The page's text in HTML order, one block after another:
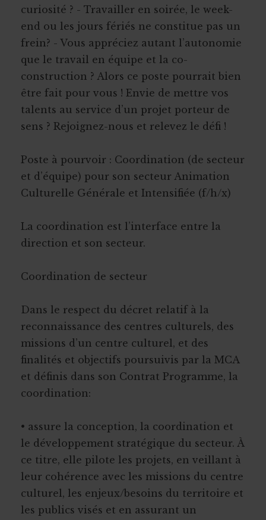
curiosité ? - Travailler en soirée, le week-
end ou les jours fériés ne constitue pas un
frein? - Vous appréciez autant l’autonomie
que le travail en équipe et la co-
construction ? Alors ce poste pourrait bien
être fait pour vous ! Envie de mettre vos
talents au service d’un projet porteur de
sens ? Rejoignez-nous et relevez le défi !
Poste à pourvoir : Coordination (de secteur
et d’équipe) pour son secteur Animation
Culturelle Générale et Intensifiée (f/h/x)
La coordination est l’interface entre la
direction et son secteur.
Coordination de secteur
Dans le respect du décret relatif à la
reconnaissance des centres culturels, des
missions d’un centre culturel, et des
finalités et objectifs poursuivis par la MCA
et définis dans son Contrat Programme, la
coordination:
• assure la conception, la coordination et
le développement stratégique du secteur. À
ce titre, elle pilote les projets, en veillant à
leur cohérence avec les missions du centre
culturel, les enjeux/besoins du territoire et
les publics visés et en assurant un